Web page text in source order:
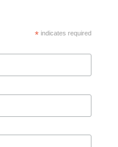
*indicates required